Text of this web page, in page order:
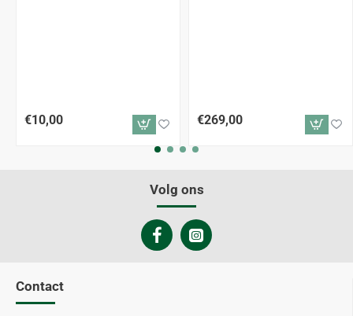
€10,00 €269,00
Volg ons
Contact